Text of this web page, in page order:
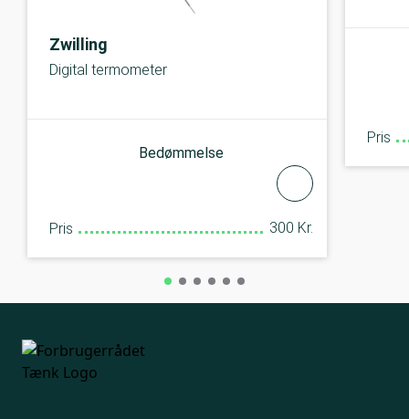
Zwilling
Digital termometer
Bedømmelse
Pris 300 Kr.
Pris